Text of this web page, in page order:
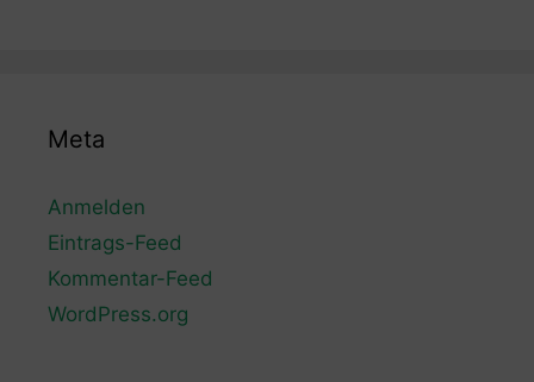
Meta
Anmelden
Eintrags-Feed
Kommentar-Feed
WordPress.org